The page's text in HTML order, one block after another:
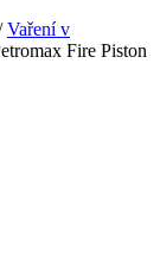
Vaření v
Fire Piston